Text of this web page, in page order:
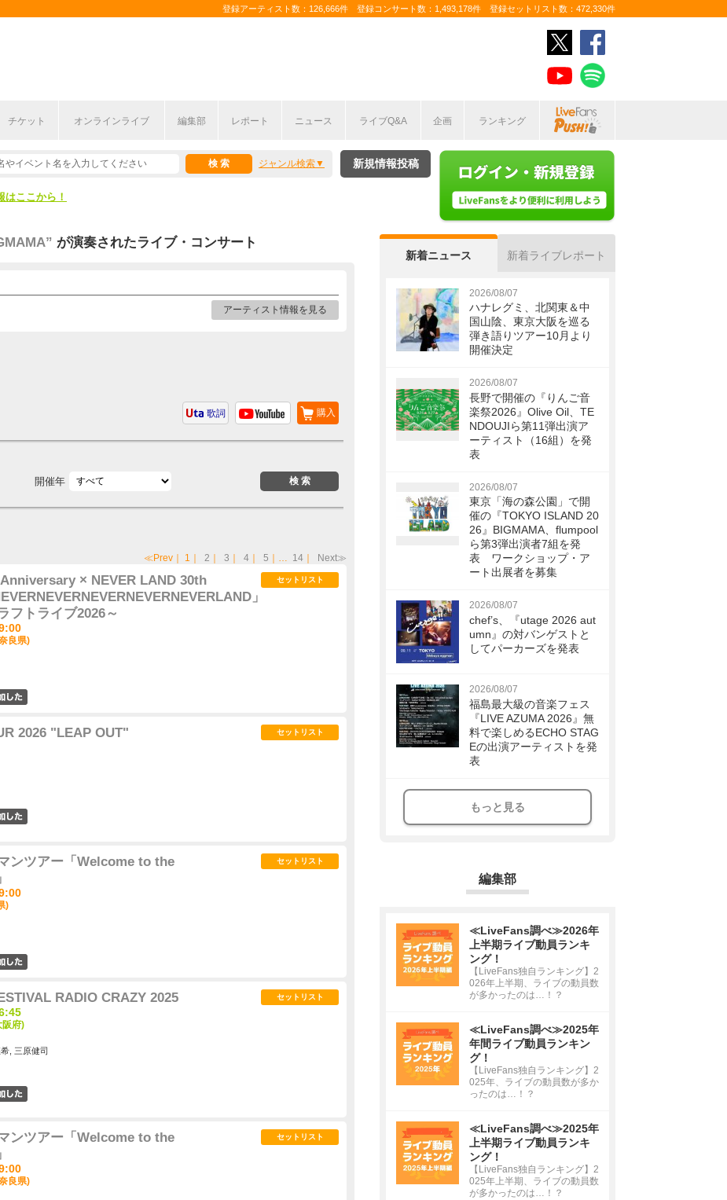
登録アーティスト数：126,666件 登録コンサート数：1,493,178件 登録セットリスト数：472,330件
チケット オンラインライブ 編集部 レポート ニュース ライブQ&A 企画 ランキング
ジャンル検索
年上半期編発表！
はここから！
新規情報投稿
が演奏されたライブ・コンサート
アーティスト情報を見る
購入
歌詞
開催年
≪Prev ｜ 1 ｜ 2 ｜ 3 ｜ 4 ｜ 5 ｜… 14 ｜ Next≫
× NEVER LAND 30th
」
フトライブ2026～
良県)
セットリスト
2026 "LEAP OUT" セットリスト
ンツアー「Welcome to the
)
セットリスト
RADIO CRAZY 2025
阪府)
, 三原健司
セットリスト
ンツアー「Welcome to the
良県)
セットリスト
新着ニュース 新着ライブレポート
2026/08/07
ハナレグミ、北関東＆中
国山陰、東京大阪を巡る
弾き語りツアー10月より
開催決定
2026/08/07
長野で開催の『りんご音
楽祭2026』Olive Oil、TE
NDOUJIら第11弾出演ア
ーティスト（16組）を発
表
2026/08/07
東京「海の森公園」で開
催の『TOKYO ISLAND 20
26』BIGMAMA、flumpool
ら第3弾出演者7組を発
表 ワークショップ・ア
ート出展者を募集
2026/08/07
chef’s、『utage 2026 aut
umn』の対バンゲストと
してパーカーズを発表
2026/08/07
福島最大級の音楽フェス
『LIVE AZUMA 2026』無
料で楽しめるECHO STAG
Eの出演アーティストを発
表
もっと見る
編集部
≪LiveFans調べ≫2026年
上半期ライブ動員ランキ
ング！
【LiveFans独自ランキング】2
026年上半期、ライブの動員数
が多かったのは…！？
≪LiveFans調べ≫2025年
年間ライブ動員ランキン
グ！
【LiveFans独自ランキング】2
025年、ライブの動員数が多か
ったのは…！？
≪LiveFans調べ≫2025年
上半期ライブ動員ランキ
ング！
【LiveFans独自ランキング】2
025年上半期、ライブの動員数
が多かったのは…！？